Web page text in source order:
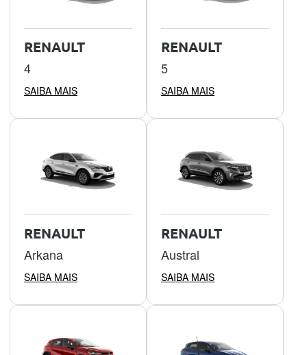
RENAULT
4
SAIBA MAIS
RENAULT
5
SAIBA MAIS
RENAULT
Arkana
SAIBA MAIS
RENAULT
Austral
SAIBA MAIS